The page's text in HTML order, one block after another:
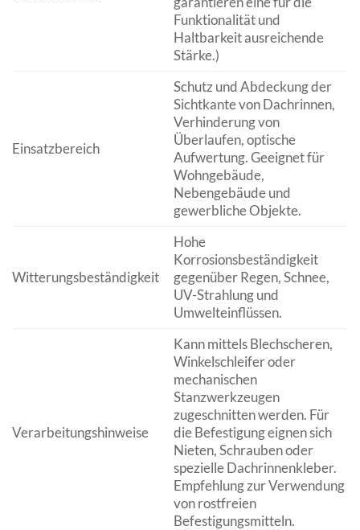
Funktionalität und
Haltbarkeit ausreichende
Stärke.)
Einsatzbereich
Schutz und Abdeckung der
Sichtkante von Dachrinnen,
Verhinderung von
Überlaufen, optische
Aufwertung. Geeignet für
Wohngebäude,
Nebengebäude und
gewerbliche Objekte.
Witterungsbeständigkeit
Hohe
Korrosionsbeständigkeit
gegenüber Regen, Schnee,
UV-Strahlung und
Umwelteinflüssen.
Verarbeitungshinweise
Kann mittels Blechscheren,
Winkelschleifer oder
mechanischen
Stanzwerkzeugen
zugeschnitten werden. Für
die Befestigung eignen sich
Nieten, Schrauben oder
spezielle Dachrinnenkleber.
Empfehlung zur Verwendung
von rostfreien
Befestigungsmitteln.